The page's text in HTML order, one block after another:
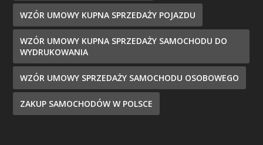
WZÓR UMOWY KUPNA SPRZEDAŻY POJAZDU
WZÓR UMOWY KUPNA SPRZEDAŻY SAMOCHODU DO
WYDRUKOWANIA
WZÓR UMOWY SPRZEDAŻY SAMOCHODU OSOBOWEGO
ZAKUP SAMOCHODÓW W POLSCE